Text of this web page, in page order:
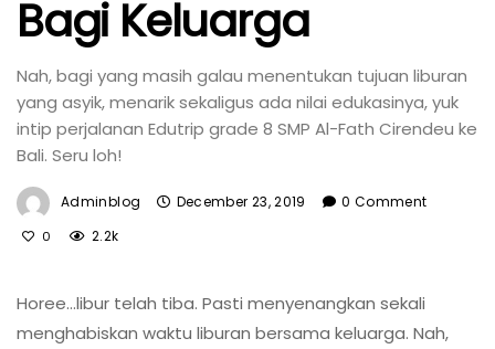
Bagi Keluarga
Nah, bagi yang masih galau menentukan tujuan liburan
yang asyik, menarik sekaligus ada nilai edukasinya, yuk
intip perjalanan Edutrip grade 8 SMP Al-Fath Cirendeu ke
Bali. Seru loh!
Adminblog December 23, 2019 0 Comment
0 2.2k
Horee…libur telah tiba. Pasti menyenangkan sekali
menghabiskan waktu liburan bersama keluarga. Nah,